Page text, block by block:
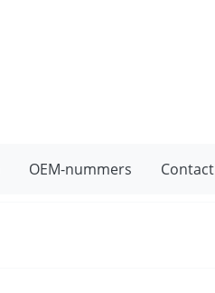
OEM-nummers Contact